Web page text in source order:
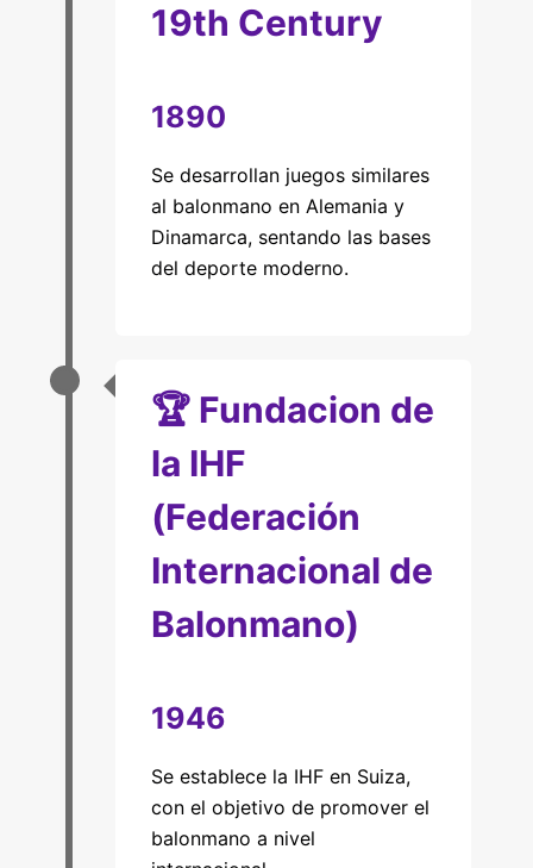
19th Century
1890
Se desarrollan juegos similares
al balonmano en Alemania y
Dinamarca, sentando las bases
del deporte moderno.
🏆 Fundacion de
la IHF
(Federación
Internacional de
Balonmano)
1946
Se establece la IHF en Suiza,
con el objetivo de promover el
balonmano a nivel